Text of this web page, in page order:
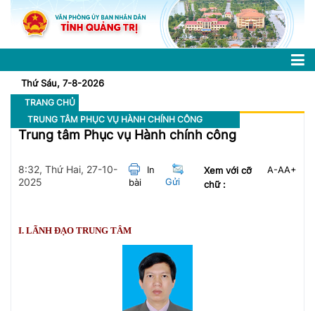
Thứ Sáu, 7-8-2026
TRANG CHỦ
TRUNG TÂM PHỤC VỤ HÀNH CHÍNH CÔNG
Trung tâm Phục vụ Hành chính công
8:32, Thứ Hai, 27-10-
2025
In
bài
Gửi
Xem với cỡ
chữ :
A-AA+
I. LÃNH ĐẠO TRUNG TÂM